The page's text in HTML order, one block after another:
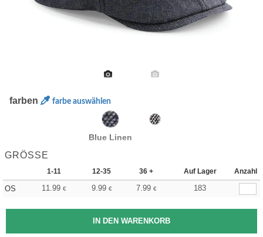
farben farbe auswählen
Blue Linen
GRÖSSE
1-11 12-35 36 + Auf Lager Anzahl
OS 11.99 € 9.99 € 7.99 € 183